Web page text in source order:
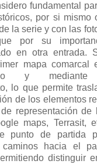
fundamental
por si mismo
la serie y con las
por su
en otra entrada.
mapa comarcal
y
lo que permite
de los elementos
representación de
maps, Terrasit,
punto de partida
hacia el
distinguir